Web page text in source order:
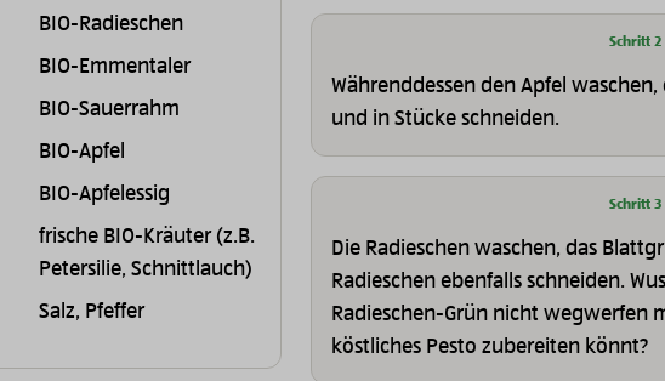
BIO-Radieschen
BIO-Emmentaler
BIO-Sauerrahm
BIO-Apfel
BIO-Apfelessig
frische BIO-Kräuter (z.B.
Petersilie, Schnittlauch)
Salz, Pfeffer
Schritt 2
Währenddessen den Apfel
und in Stücke schneiden.
Schritt 3
Die Radieschen waschen, das
Radieschen ebenfalls schneiden.
Radieschen-Grün nicht wegwerfen
köstliches Pesto zubereiten könnt?